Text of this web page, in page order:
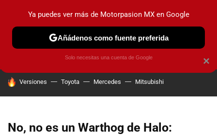
PRUEBAS INDUSTRIA HOY NO CIRCULA
HOY SE HABLA DE
Versiones Toyota Mercedes Mitsubishi
No, no es un Warthog de Halo:
×
Ya puedes ver más de Motorpasion MX en Google
Añádenos como fuente preferida
Solo necesitas una cuenta de Google